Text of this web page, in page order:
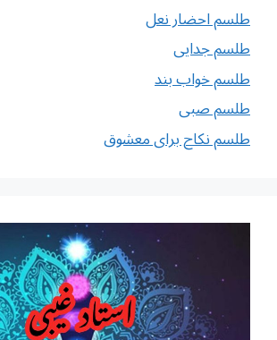
طلسم احضار نعل
طلسم جدایی
طلسم خواب بند
طلسم صبی
طلسم نکاح برای معشوق